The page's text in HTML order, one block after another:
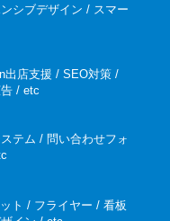
シブデザイン / スマー
出店支援 / SEO対策 /
/ etc
テム / 問い合わせフォ
ト / フライヤー / 看板